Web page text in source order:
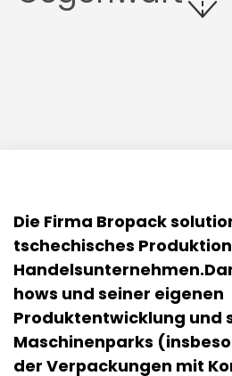
Die Firma Bropack
tschechisches
hows und seiner eigenen
Produktentwicklung und
Maschinenparks
der Verpackungen mit